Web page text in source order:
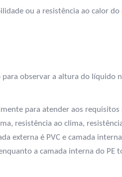
ou a resistência ao calor
observar a altura do líquido
para atender aos
resistência ao clima,
é PVC e camada
a camada interna do PE